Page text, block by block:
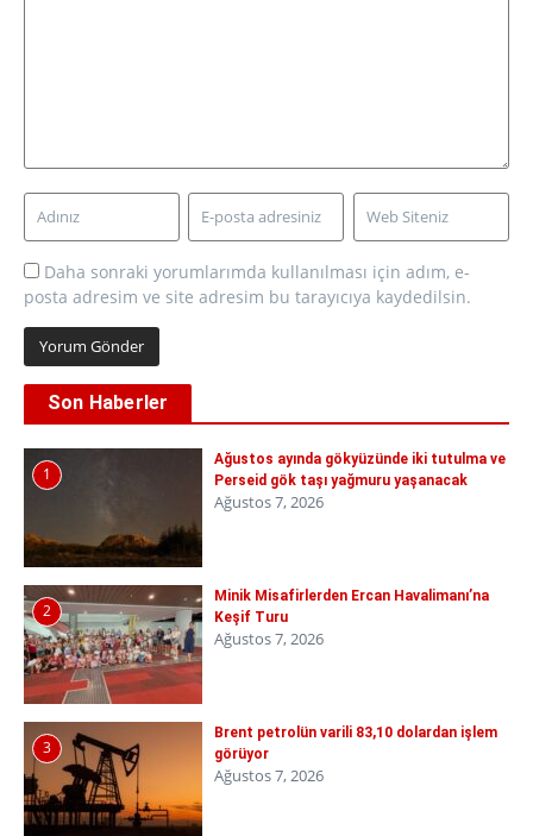
Daha sonraki yorumlarımda kullanılması için adım, e-
posta adresim ve site adresim bu tarayıcıya kaydedilsin.
Son Haberler
1
Ağustos ayında gökyüzünde iki tutulma ve
Perseid gök taşı yağmuru yaşanacak
Ağustos 7, 2026
2
Minik Misafirlerden Ercan Havalimanı’na
Keşif Turu
Ağustos 7, 2026
3
Brent petrolün varili 83,10 dolardan işlem
görüyor
Ağustos 7, 2026